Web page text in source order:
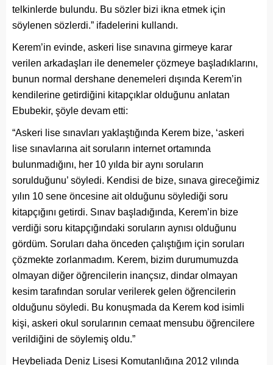
telkinlerde bulundu. Bu sözler bizi ikna etmek için
söylenen sözlerdi.” ifadelerini kullandı.
Kerem’in evinde, askeri lise sınavına girmeye karar
verilen arkadaşları ile denemeler çözmeye başladıklarını,
bunun normal dershane denemeleri dışında Kerem’in
kendilerine getirdiğini kitapçıklar olduğunu anlatan
Ebubekir, şöyle devam etti:
“Askeri lise sınavları yaklaştığında Kerem bize, ‘askeri
lise sınavlarına ait soruların internet ortamında
bulunmadığını, her 10 yılda bir aynı soruların
sorulduğunu’ söyledi. Kendisi de bize, sınava gireceğimiz
yılın 10 sene öncesine ait olduğunu söylediği soru
kitapçığını getirdi. Sınav başladığında, Kerem’in bize
verdiği soru kitapçığındaki soruların aynısı olduğunu
gördüm. Soruları daha önceden çalıştığım için soruları
çözmekte zorlanmadım. Kerem, bizim durumumuzda
olmayan diğer öğrencilerin inançsız, dindar olmayan
kesim tarafından sorular verilerek gelen öğrencilerin
olduğunu söyledi. Bu konuşmada da Kerem kod isimli
kişi, askeri okul sorularının cemaat mensubu öğrencilere
verildiğini de söylemiş oldu.”
Heybeliada Deniz Lisesi Komutanlığına 2012 yılında